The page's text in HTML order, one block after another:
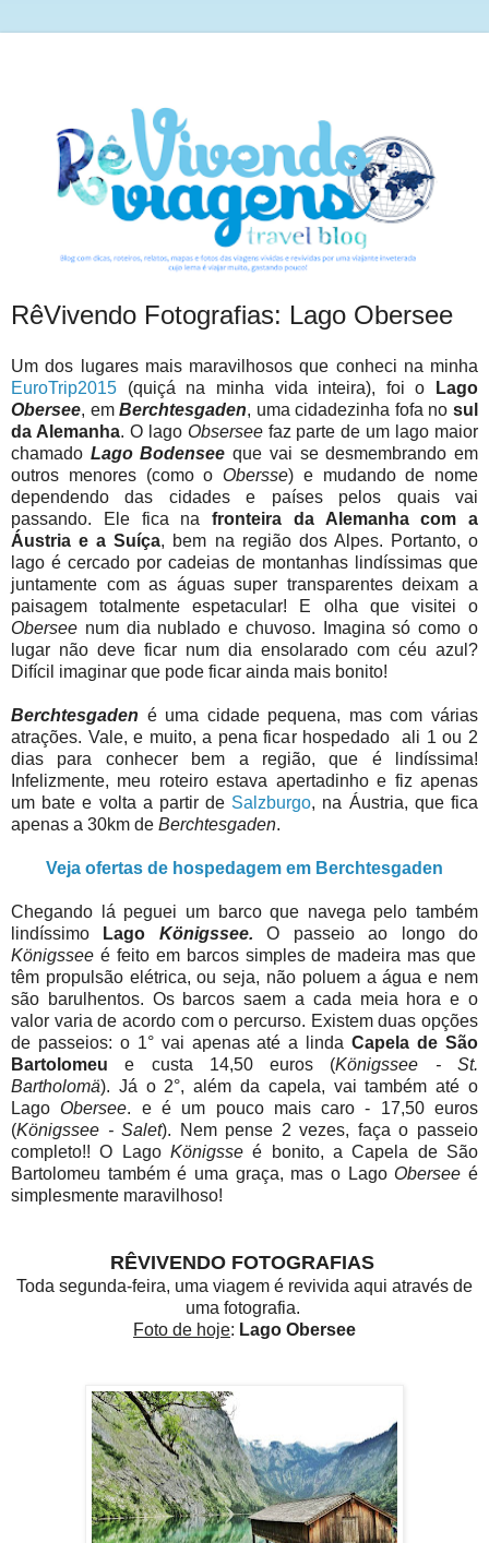
RêVivendo Fotografias: Lago Obersee
Um dos lugares mais maravilhosos que conheci na minha
EuroTrip2015 (quiçá na minha vida inteira), foi o
Lago
Obersee, emBerchtesgaden, uma cidadezinha fofa nosul
da Alemanha. O lago Obserseefaz parte de um lago maior
chamado Lago Bodensee que vai se desmembrando em
outros menores (como o Obersse) e mudando de nome
dependendo das cidades e países pelos quais vai
passando. Ele fica na fronteira da Alemanha com a
Áustria e a Suíça, bem na região dos Alpes. Portanto, o
lago é cercado por cadeias de montanhas lindíssimas que
juntamente com as águas super transparentes deixam a
paisagem totalmente espetacular! E olha que visitei o
Obersee num dia nublado e chuvoso. Imagina só como o
lugar não deve ficar num dia ensolarado com céu azul?
Difícil imaginar que pode ficar ainda mais bonito!
Berchtesgaden é uma cidade pequena, mas com várias
atrações. Vale, e muito, a pena ficar hospedado ali 1 ou 2
dias para conhecer bem a região, que é lindíssima!
Infelizmente, meu roteiro estava apertadinho e fiz apenas
um bate e volta a partir de Salzburgo, na Áustria, que fica
apenas a 30km de Berchtesgaden.
Veja ofertas de hospedagem em Berchtesgaden
Chegando lá peguei um barco que navega pelo também
lindíssimo
Lago Königssee.O passeio ao longo do
Königssee é feito em barcos simples de madeira mas que
têm propulsão elétrica, ou seja, não poluem a água e nem
são barulhentos. Os barcos saem a cada meia hora e o
valor varia de acordo com o percurso. Existem duas opções
de passeios: o 1° vai apenas até a lindaCapela de São
Bartolomeu e custa 14,50 euros (Königssee - St.
Bartholomä). Já o 2°, além da capela, vai também até o
Lago Obersee. e é um pouco mais caro - 17,50 euros
(Königssee - Salet). Nem pense 2 vezes, faça o passeio
completo!! O Lago Königsse é bonito, a Capela de São
Bartolomeu também é uma graça, mas o Lago Oberseeé
simplesmente maravilhoso!
RÊVIVENDO FOTOGRAFIAS
Toda segunda-feira, uma viagem é revivida aqui através de
uma fotografia.
Foto de hoje: Lago Obersee